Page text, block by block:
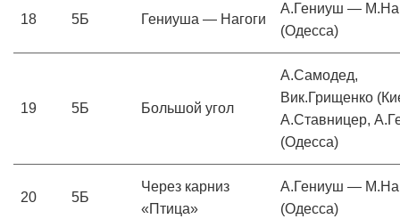
18 5Б Гениуша — Нагоги
А.Гениуш —
(Одесса)
19 5Б Большой угол
А.Самодед,
Вик.Грищенко
А.Ставницер,
(Одесса)
20 5Б
Через карниз
«Птица»
А.Гениуш —
(Одесса)